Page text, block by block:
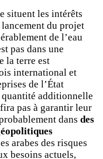
situent les intérêts
lancement du projet
de l’eau
pas dans une
la terre est
international et
de l’État
quantité additionnelle
pas à garantir leur
dans des
arabes des risques
besoins actuels,